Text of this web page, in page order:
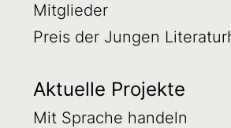
Mitglieder
Preis der Jungen
Aktuelle Projekte
Mit Sprache handeln